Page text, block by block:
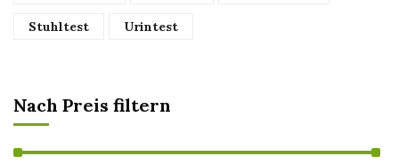
Stuhltest Urintest
Nach Preis filtern